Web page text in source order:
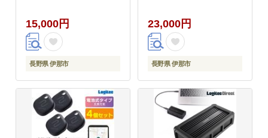
15,000円
長野県 伊那市
23,000円
長野県 伊那市